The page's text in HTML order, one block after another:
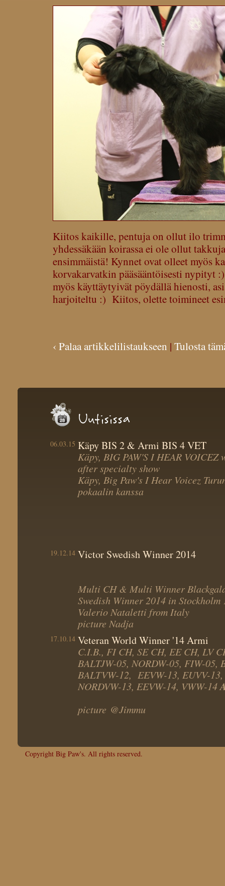
Kiitos kaikille, pentuja on ollut ilo
yhdessäkään koirassa ei ole ollut
ensimmäistä! Kynnet ovat olleet myös
korvakarvatkin pääsääntöisesti
myös käyttäytyivät pöydällä hienosti,
harjoiteltu :) Kiitos, olette toimineet
‹ Palaa artikkelilistaukseen | Tulosta
Uutisissa
06.03.15 Käpy BIS 2 & Armi BIS 4 VET
Käpy, BIG PAW'S I HEAR
after specialty show
Käpy, Big Paw's I Hear Voicez
pokaalin kanssa
19.12.14 Victor Swedish Winner 2014
Multi CH & Multi Winner
Swedish Winner 2014 in
Valerio Nataletti from Italy
picture Nadja
17.10.14 Veteran World Winner '14 Armi
C.I.B., FI CH, SE CH, EE CH, LV
BALTJW-05, NORDW-05, FIW-05,
BALTVW-12, EEVW-13, EUVV-
NORDVW-13, EEVW-14, VWW-14
picture @Jimmu
Copyright Big Paw's. All rights reserved.